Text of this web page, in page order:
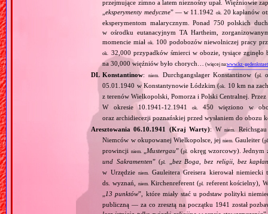
przejmujące zimno a latem nieznośny upał. Więźniowie
„eksperymenty medyczne” — w 11.1942 ok. 20 kapłanów
eksperymentom malarycznym. Ponad 750 polskich
w ośrodku eutanacyjnym TA Hartheim,
momencie miałok. 100 podobozów niewolniczej pracy
ok. 32,000 przypadków śmierci w obozie, tysiące
na 30,000 więźniów było chorych…
(więcej na:www.kz-
DL Konstantinow: niem. Durchgangslager Konstantinow (pl.
05.01.1940 w Konstantynowie Łódzkim (ok. 10 km na
z terenów Wielkopolski, Pomorza i Polski Centralnej.
W okresie 10.1941‐12.1941ok.
450 więziono w
oraz archidiecezji poznańskiej przed wysłaniem do obozu
Aresztowania 06.10.1941 (Kraj Warty): Wniem.
Niemców w okupowanej Wielkopolsce, jejniem. Gauleiter (
prowincji niem. Mustergau” (pl. okręg wzorcowy).
und Sakramenten” (pl.
bez Boga, bez religii, bez
w Urzędzie niem. Gauleitera Greisera kierował
ds. wyznań,
niem. Kirchenreferent (pl. referent kościelny),
13 punktów”, które miały stać u podstaw polityki
publiczną — za co zresztą na początku 1941 został